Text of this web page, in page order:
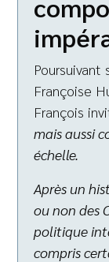
Poursuivant
Françoise
François
mais aussi
échelle.
Après un
ou non des
politique
compris